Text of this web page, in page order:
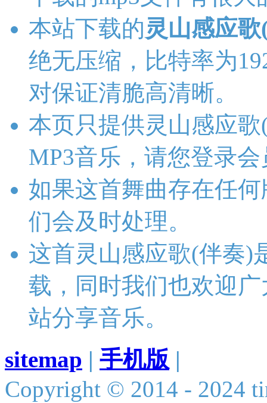
本站下载的灵山感应
绝无压缩，比特率为
对保证清脆高清晰。
本页只提供灵山感应
MP3音乐，请您登录
如果这首舞曲存在任
们会及时处理。
这首灵山感应歌(伴奏)
载，同时我们也欢迎
站分享音乐。
sitemap | 手机版 |
Copyright © 2014 - 2024